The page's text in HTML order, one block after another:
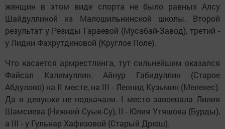
женщин в этом виде спорта не было равных Алсу
Шайдуллиной из Малошильнинской школы. Второй
результат у Резиды Гараевой (Мусабай-Завод), третий -
у Лидии Фахрутдиновой (Круглое Поле).
Что касается армрестлинга, тут сильнейшим оказался
Файсал Калимуллин. Айнур Габидуллин (Старое
Абдулово) на II месте, на III - Леонид Кузьмин (Мелекес).
Да и девушки не подкачали. I место завоевала Лилия
Шамсиева (Нижний Суык-Су), II - Юлия Утяшова (Бурды),
а III - у Гульнар Хафизовой (Старый Дрюш).